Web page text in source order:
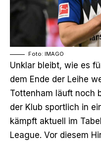
Foto: IMAGO
Unklar bleibt, wie es
dem Ende der Leihe
Tottenham läuft noch
der Klub sportlich in
kämpft aktuell im
League. Vor diesem